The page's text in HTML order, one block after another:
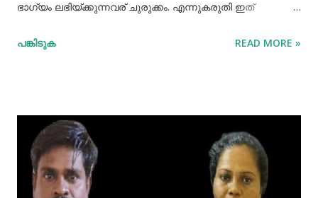
ഭാഗ്യം ലഭിയ്ക്കുന്നവര് ചുരുക്കം. എന്നുകരുതി ഇത്
സഹായിക്കുന്ന ചില വഴികളെക്കുറിച്ചറിയൂ,മുടി വളര്‍ച്ചയ്ക്ക്
ചീകുന്നത് ശരിയായ രീതിയിലല്ലെങ്കില്‍ മുടി ജട പിടിക്കാനും
പൊട്ടിപ്പോകാനുമുള്ള സാധ്യതയും കൂടും. മുടി ശരിയായി
ചീകുന്നതിനും ചില വഴികളുണ്ട്. ആമസോണിൽ 80% വരെ
ഓഫറിൽ വ്യത്യസ്ത വിഭാഗത്തിലുള്ള ഉത്പന്നങ്ങൾ
പങ്കിടുക READ MORE »